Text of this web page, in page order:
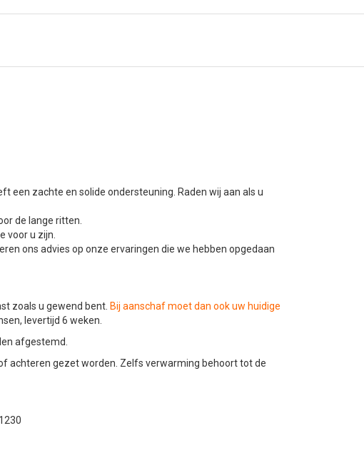
een zachte en solide ondersteuning. Raden wij aan als u
de lange ritten.
voor u zijn.
ons advies op onze ervaringen die we hebben opgedaan
zoals u gewend bent. Bij aanschaf moet dan ook uw huidige
levertijd 6 weken.
afgestemd.
achteren gezet worden. Zelfs verwarming behoort tot de